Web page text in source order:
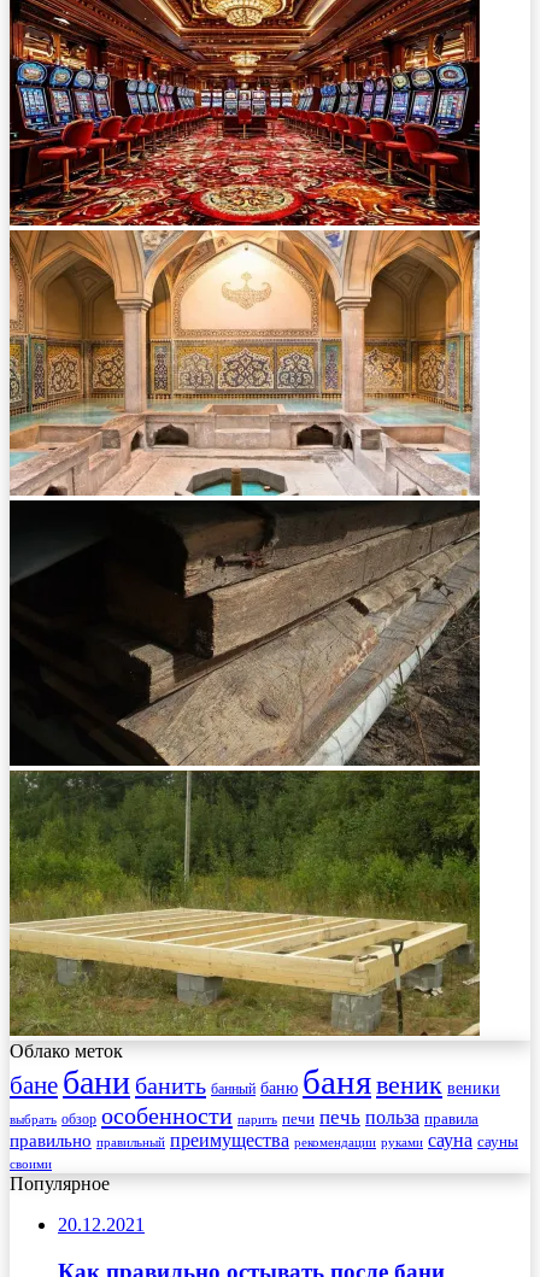
Облако меток
бане бани банить банный баню банявеник веники
выбрать обзор особенности парить печи печь польза правила
правильно правильный преимущества рекомендации руками сауна сауны
своими
Популярное
20.12.2021
Как правильно остывать после бани